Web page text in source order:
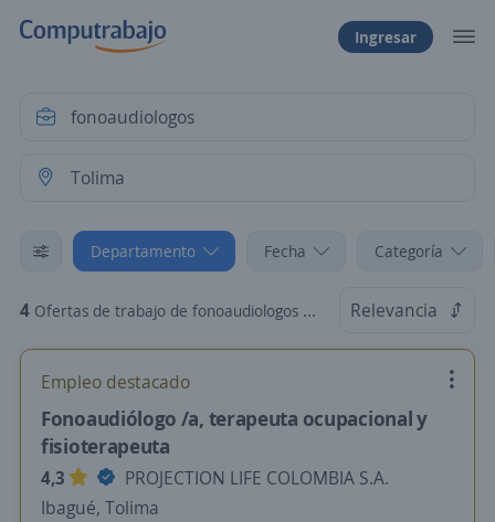
Ingresar
Departamento Fecha Categoría
4 Ofertas de trabajo de fonoaudiologos en Tolima Relevancia
Empleo destacado
Fonoaudiólogo /a, terapeuta ocupacional y
fisioterapeuta
4,3
PROJECTION LIFE COLOMBIA S.A.
Ibagué, Tolima